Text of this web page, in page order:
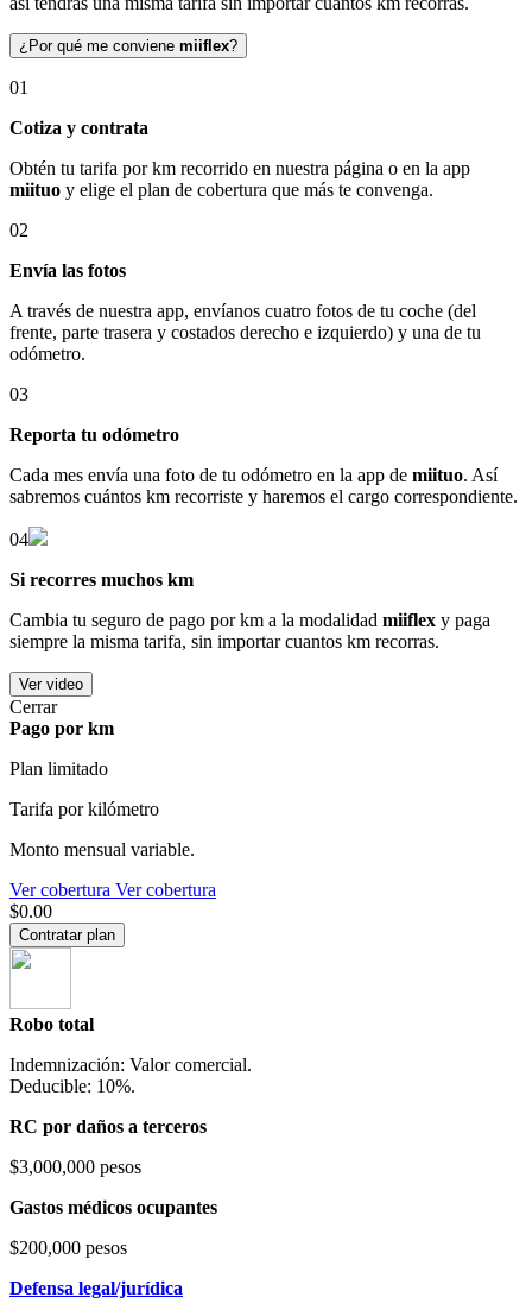
¿Por qué me conviene miiflex?
01
Cotiza y contrata
Obtén tu tarifa por km recorrido en nuestra página o en la app
miituo y elige el plan de cobertura que más te convenga.
02
Envía las fotos
A través de nuestra app, envíanos cuatro fotos de tu coche (del
frente, parte trasera y costados derecho e izquierdo) y una de tu
odómetro.
03
Reporta tu odómetro
Cada mes envía una foto de tu odómetro en la app de miituo. Así
sabremos cuántos km recorriste y haremos el cargo correspondiente.
04
Si recorres muchos km
Cambia tu seguro de pago por km a la modalidad miiflex y paga
siempre la misma tarifa, sin importar cuantos km recorras.
Ver video
Cerrar
Pago por km
Plan limitado
Tarifa por kilómetro
Monto mensual variable.
Ver cobertura Ver cobertura
$0.00
Contratar plan
Robo total
Indemnización: Valor comercial.
Deducible: 10%.
RC por daños a terceros
$3,000,000 pesos
Gastos médicos ocupantes
$200,000 pesos
Defensa legal/jurídica